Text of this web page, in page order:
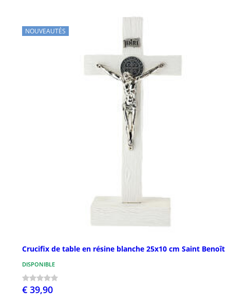
NOUVEAUTÉS
Crucifix de table en résine blanche 25x10 cm Saint Benoît
DISPONIBLE
€ 39,90